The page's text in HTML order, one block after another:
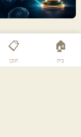
🏠
בית
📋
תוכן